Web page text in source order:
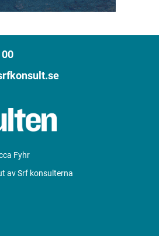
Fyhr
av Srf konsulterna